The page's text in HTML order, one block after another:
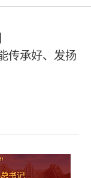
传承好、发扬